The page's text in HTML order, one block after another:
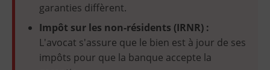
garanties diffèrent.
Impôt sur les non-résidents (IRNR) :
L'avocat s'assure que le bien est à jour de ses
impôts pour que la banque accepte la